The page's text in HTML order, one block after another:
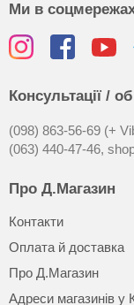
Ми в
Консультації /
(098) 863-56-69 (+
(063) 440-47-46,
Про Д.Магазин
Контакти
Оплата й доставка
Про Д.Магазин
Адреси магазинів у